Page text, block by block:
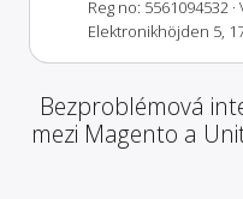
Reg no: 5561094532
Elektronikhöjden 5,
Bezproblémová
mezi Magento a